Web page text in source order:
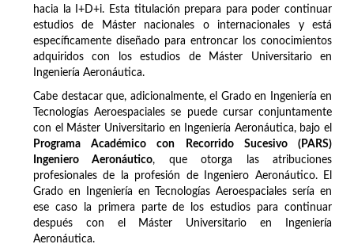
hacia la I+D+i. Esta titulación prepara para poder continuar
estudios de Máster nacionales o internacionales y está
específicamente diseñado para entroncar los conocimientos
adquiridos con los estudios de Máster Universitario en
Ingeniería Aeronáutica.
Cabe destacar que, adicionalmente, el Grado en Ingeniería en
Tecnologías Aeroespaciales se puede cursar conjuntamente
con el Máster Universitario en Ingeniería Aeronáutica, bajo el
Programa Académico con Recorrido Sucesivo (PARS)
Ingeniero Aeronáutico, que otorga las atribuciones
profesionales de la profesión de Ingeniero Aeronáutico. El
Grado en Ingeniería en Tecnologías Aeroespaciales sería en
ese caso la primera parte de los estudios para continuar
después con el Máster Universitario en Ingeniería
Aeronáutica.